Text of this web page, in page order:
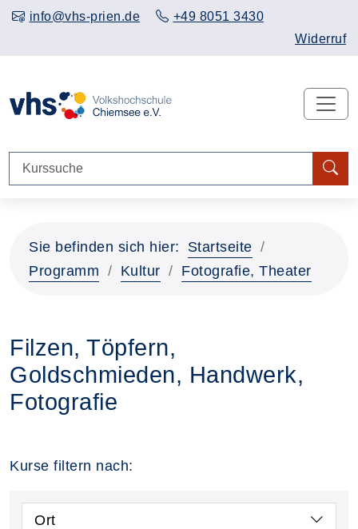
info@vhs-prien.de
+49 8051 3430
Widerruf
Sie befinden sich hier:
Startseite
Programm
Kultur Fotografie, Theater
Filzen, Töpfern,
Goldschmieden, Handwerk,
Fotografie
Kurse filtern nach:
Ort